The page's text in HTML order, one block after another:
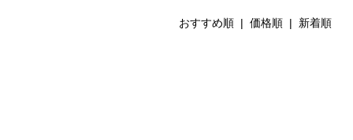
おすすめ順 |価格順 | 新着順